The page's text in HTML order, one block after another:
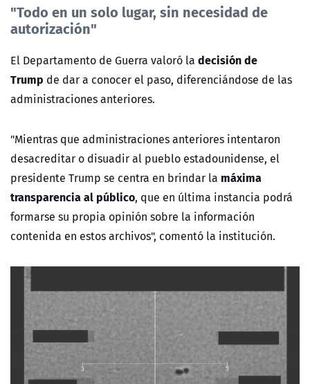
"Todo en un solo lugar, sin necesidad de
autorización"
El Departamento de Guerra valoró la decisión de
Trump de dar a conocer el paso, diferenciándose de las
administraciones anteriores.
"Mientras que administraciones anteriores intentaron
desacreditar o disuadir al pueblo estadounidense, el
presidente Trump se centra en brindar la máxima
transparencia al público, que en última instancia podrá
formarse su propia opinión sobre la información
contenida en estos archivos", comentó la institución.